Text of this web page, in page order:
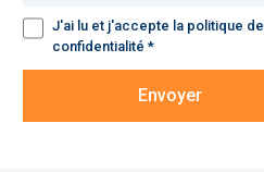
J'ai lu et j'accepte la politique de
confidentialité *
Envoyer